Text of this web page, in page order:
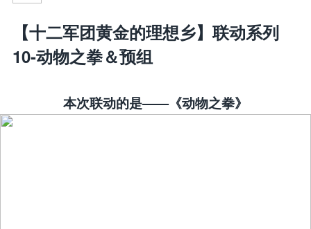
【十二军团黄金的理想乡】联动系列
10-动物之拳＆预组
本次联动的是——《动物之拳》